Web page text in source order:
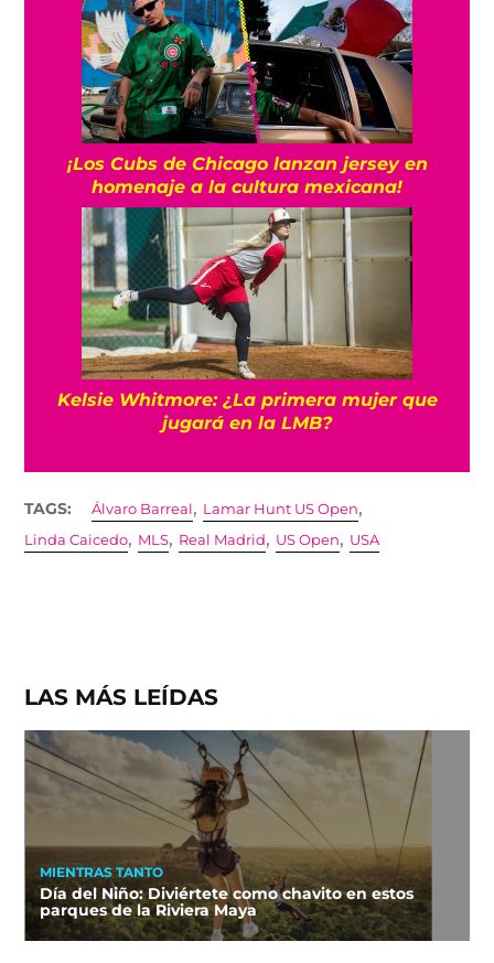
¡Los Cubs de Chicago lanzan jersey en
homenaje a la cultura mexicana!
Kelsie Whitmore: ¿La primera mujer que
jugará en la LMB?
TAGS: Álvaro Barreal , Lamar Hunt US Open,
Linda Caicedo, MLS, Real Madrid, US Open, USA
LAS MÁS LEÍDAS
MIENTRAS TANTO
Día del Niño: Diviértete como chavito en estos
parques de la Riviera Maya